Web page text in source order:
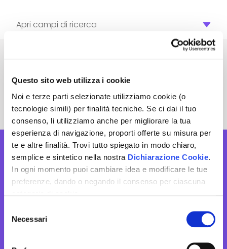
Questo sito web utilizza i cookie
Noi e terze parti selezionate utilizziamo cookie (o
tecnologie simili) per finalità tecniche. Se ci dai il tuo
consenso, li utilizziamo anche per migliorare la tua
esperienza di navigazione, proporti offerte su misura per
te e altre finalità. Trovi tutto spiegato in modo chiaro,
semplice e sintetico nella nostra Dichiarazione Cookie.
In ogni momento puoi cambiare idea e modificare le tue
preferenze, dando o negando il consenso per ciascuna
chiaro, semplice e sintetico, vai a vedere la nostra
"Accetto tutti i cookie"se
vuoi dare il tuo consenso, altrimenti spunta le categorie e
delNecessari
Apri campi di ricerca
risultati. Prova a cambiare alcuni
parametri.
resta aggiornato sui beni di tuo